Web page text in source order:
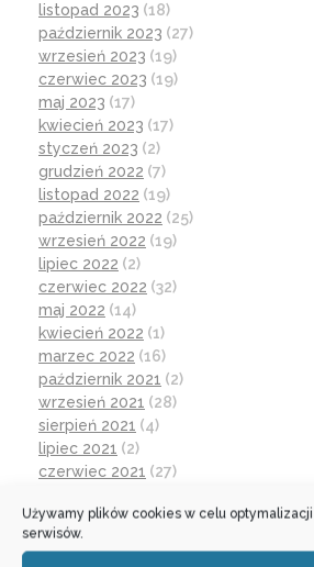
Używamy plików cookies w celu
serwisów.
listopad 2023 (18)
październik 2023 (27)
wrzesień 2023 (19)
czerwiec 2023 (19)
maj 2023 (17)
kwiecień 2023 (17)
styczeń 2023 (2)
grudzień 2022 (7)
listopad 2022 (19)
październik 2022 (25)
wrzesień 2022 (19)
lipiec 2022 (2)
czerwiec 2022 (32)
maj 2022 (14)
kwiecień 2022 (1)
marzec 2022 (16)
październik 2021 (2)
wrzesień 2021 (28)
sierpień 2021 (4)
lipiec 2021 (2)
czerwiec 2021 (27)
czerwiec 2020(19)
maj 2020